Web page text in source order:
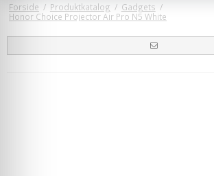
Forside / Produktkatalog / Gadgets /
Honor Choice Projector Air Pro N5 White